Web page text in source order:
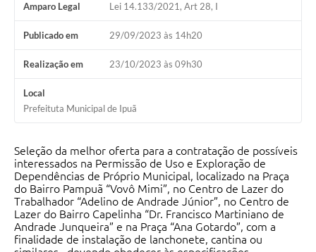
Amparo Legal Lei 14.133/2021, Art 28, I
Publicado em 29/09/2023 às 14h20
Realização em 23/10/2023 às 09h30
Local
Prefeituta Municipal de Ipuã
Seleção da melhor oferta para a contratação de possíveis
interessados na Permissão de Uso e Exploração de
Dependências de Próprio Municipal, localizado na Praça
do Bairro Pampuã “Vovô Mimi”, no Centro de Lazer do
Trabalhador “Adelino de Andrade Júnior”, no Centro de
Lazer do Bairro Capelinha “Dr. Francisco Martiniano de
Andrade Junqueira” e na Praça “Ana Gotardo”, com a
finalidade de instalação de lanchonete, cantina ou